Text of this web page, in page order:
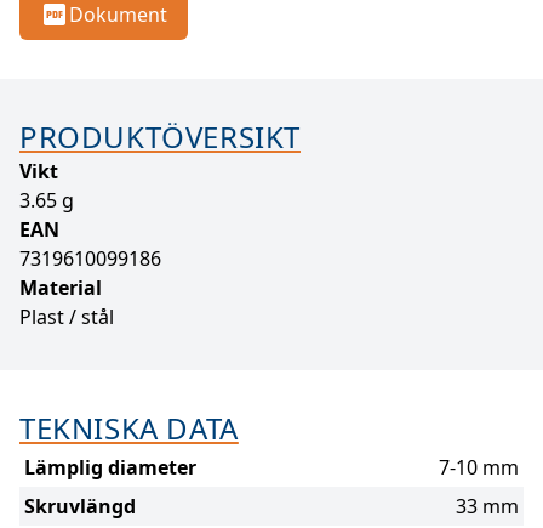
Dokument
PRODUKTÖVERSIKT
Vikt
3.65 g
EAN
7319610099186
Material
Plast / stål
TEKNISKA DATA
Lämplig diameter
7-10 mm
Skruvlängd
33 mm